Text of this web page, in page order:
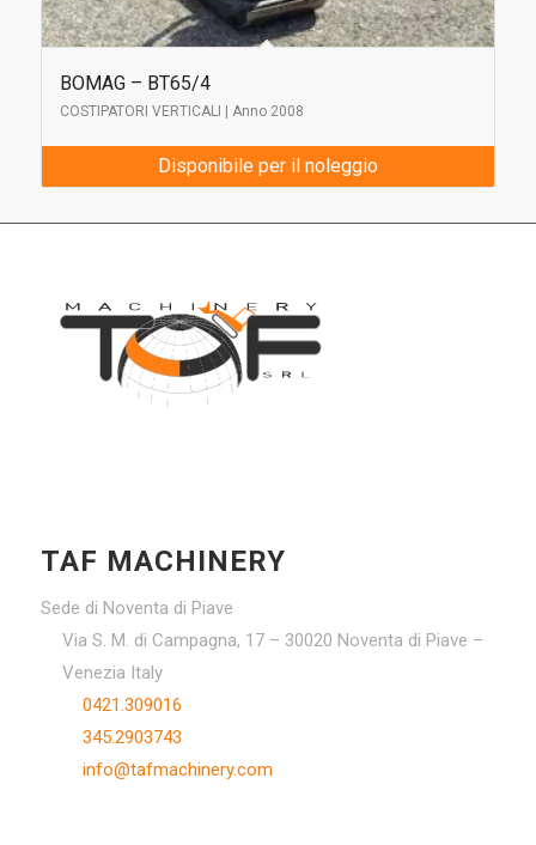
BOMAG – BT65/4
COSTIPATORI VERTICALI | Anno 2008
Disponibile per il noleggio
TAF MACHINERY
Sede di Noventa di Piave
Via S. M. di Campagna, 17 – 30020 Noventa di Piave –
Venezia Italy
0421.309016
345.2903743
info@tafmachinery.com